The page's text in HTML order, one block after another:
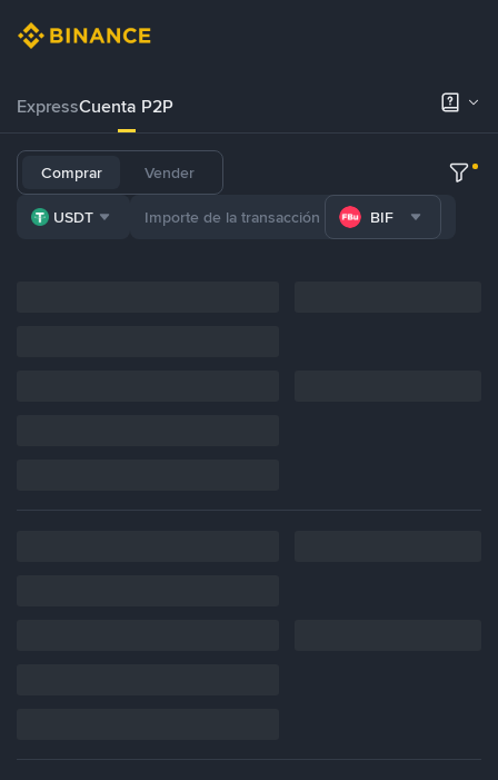
ExpressCuenta P2P
Comprar Vender
USDT BIF